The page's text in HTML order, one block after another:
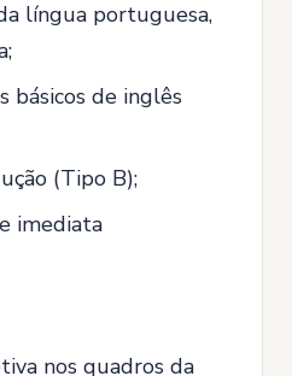
língua portuguesa,
básicos de inglês
(Tipo B);
imediata
nos quadros da